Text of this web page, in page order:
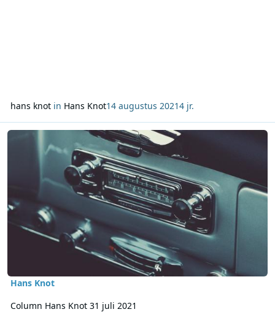
hans knotin Hans Knot14 augustus 20214 jr.
Lees meer over Column Hans Knot 31 juli 2021
Hans Knot
Column Hans Knot 31 juli 2021